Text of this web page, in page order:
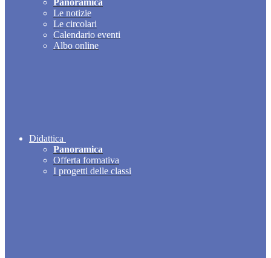
Panoramica
Le notizie
Le circolari
Calendario eventi
Albo online
Didattica
Panoramica
Offerta formativa
I progetti delle classi